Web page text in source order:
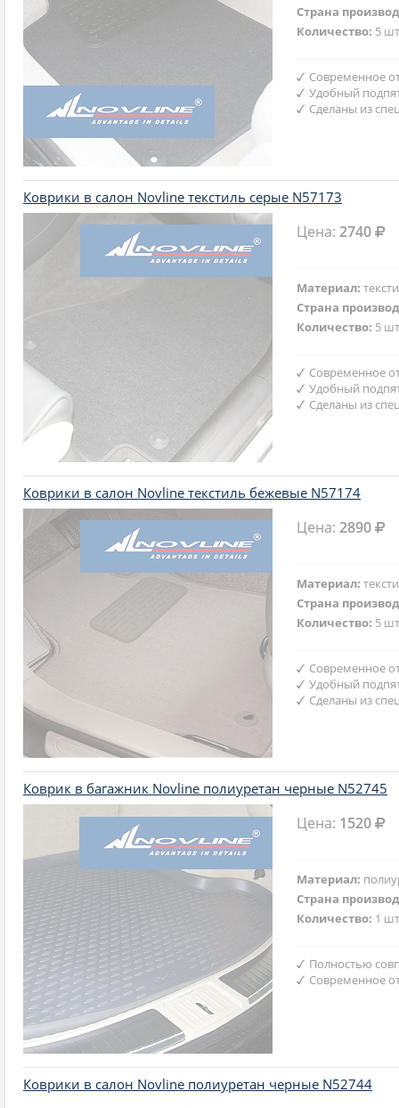
Страна
Количество: 5
Современное
Удобный
Сделаны из
Коврики в салон Novline текстиль серые N57173
Цена:2740
Материал:
Страна
Количество: 5
Современное
Удобный
Сделаны из
Коврики в салон Novline текстиль бежевые N57174
Цена:2890
Материал:
Страна
Количество: 5
Современное
Удобный
Сделаны из
Коврик в багажник Novline полиуретан черные N52745
Цена: 1520
Материал:
Страна
Количество: 1
Полностью
Современное
Коврики в салон Novline полиуретан черные N52744